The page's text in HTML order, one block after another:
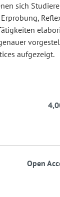
sich
aufgezeigt.
Open